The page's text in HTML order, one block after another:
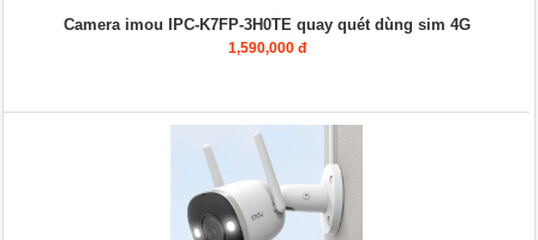
Camera imou IPC-K7FP-3H0TE quay quét dùng sim 4G
1,590,000 đ